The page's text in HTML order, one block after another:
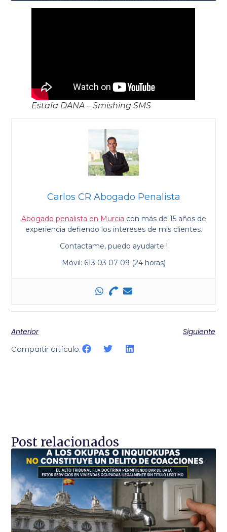
Estafa DANA – Smishing SMS
Carlos CR Abogado Penalista
Abogado penalista en Murcia con más de 15 años de
experiencia defiendo los intereses de mis clientes.
Contactame, puedo ayudarte !
Móvil: 613 03 07 09 (24 horas)
Anterior
Siguiente
Compartir artículo:
Post relacionados